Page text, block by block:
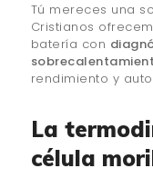
Tú mereces una
Cristianos
batería con
rendimiento y
La
célula